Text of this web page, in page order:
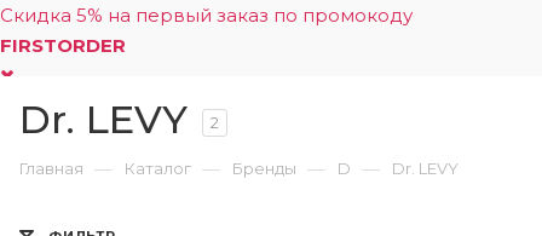
Скидка 5% на первый заказ по промокоду
FIRSTORDER
Dr. LEVY 2
Главная — Каталог — Бренды — D — Dr. LEVY